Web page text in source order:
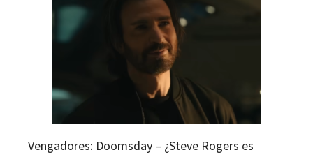
Vengadores: Doomsday – ¿Steve Rogers es